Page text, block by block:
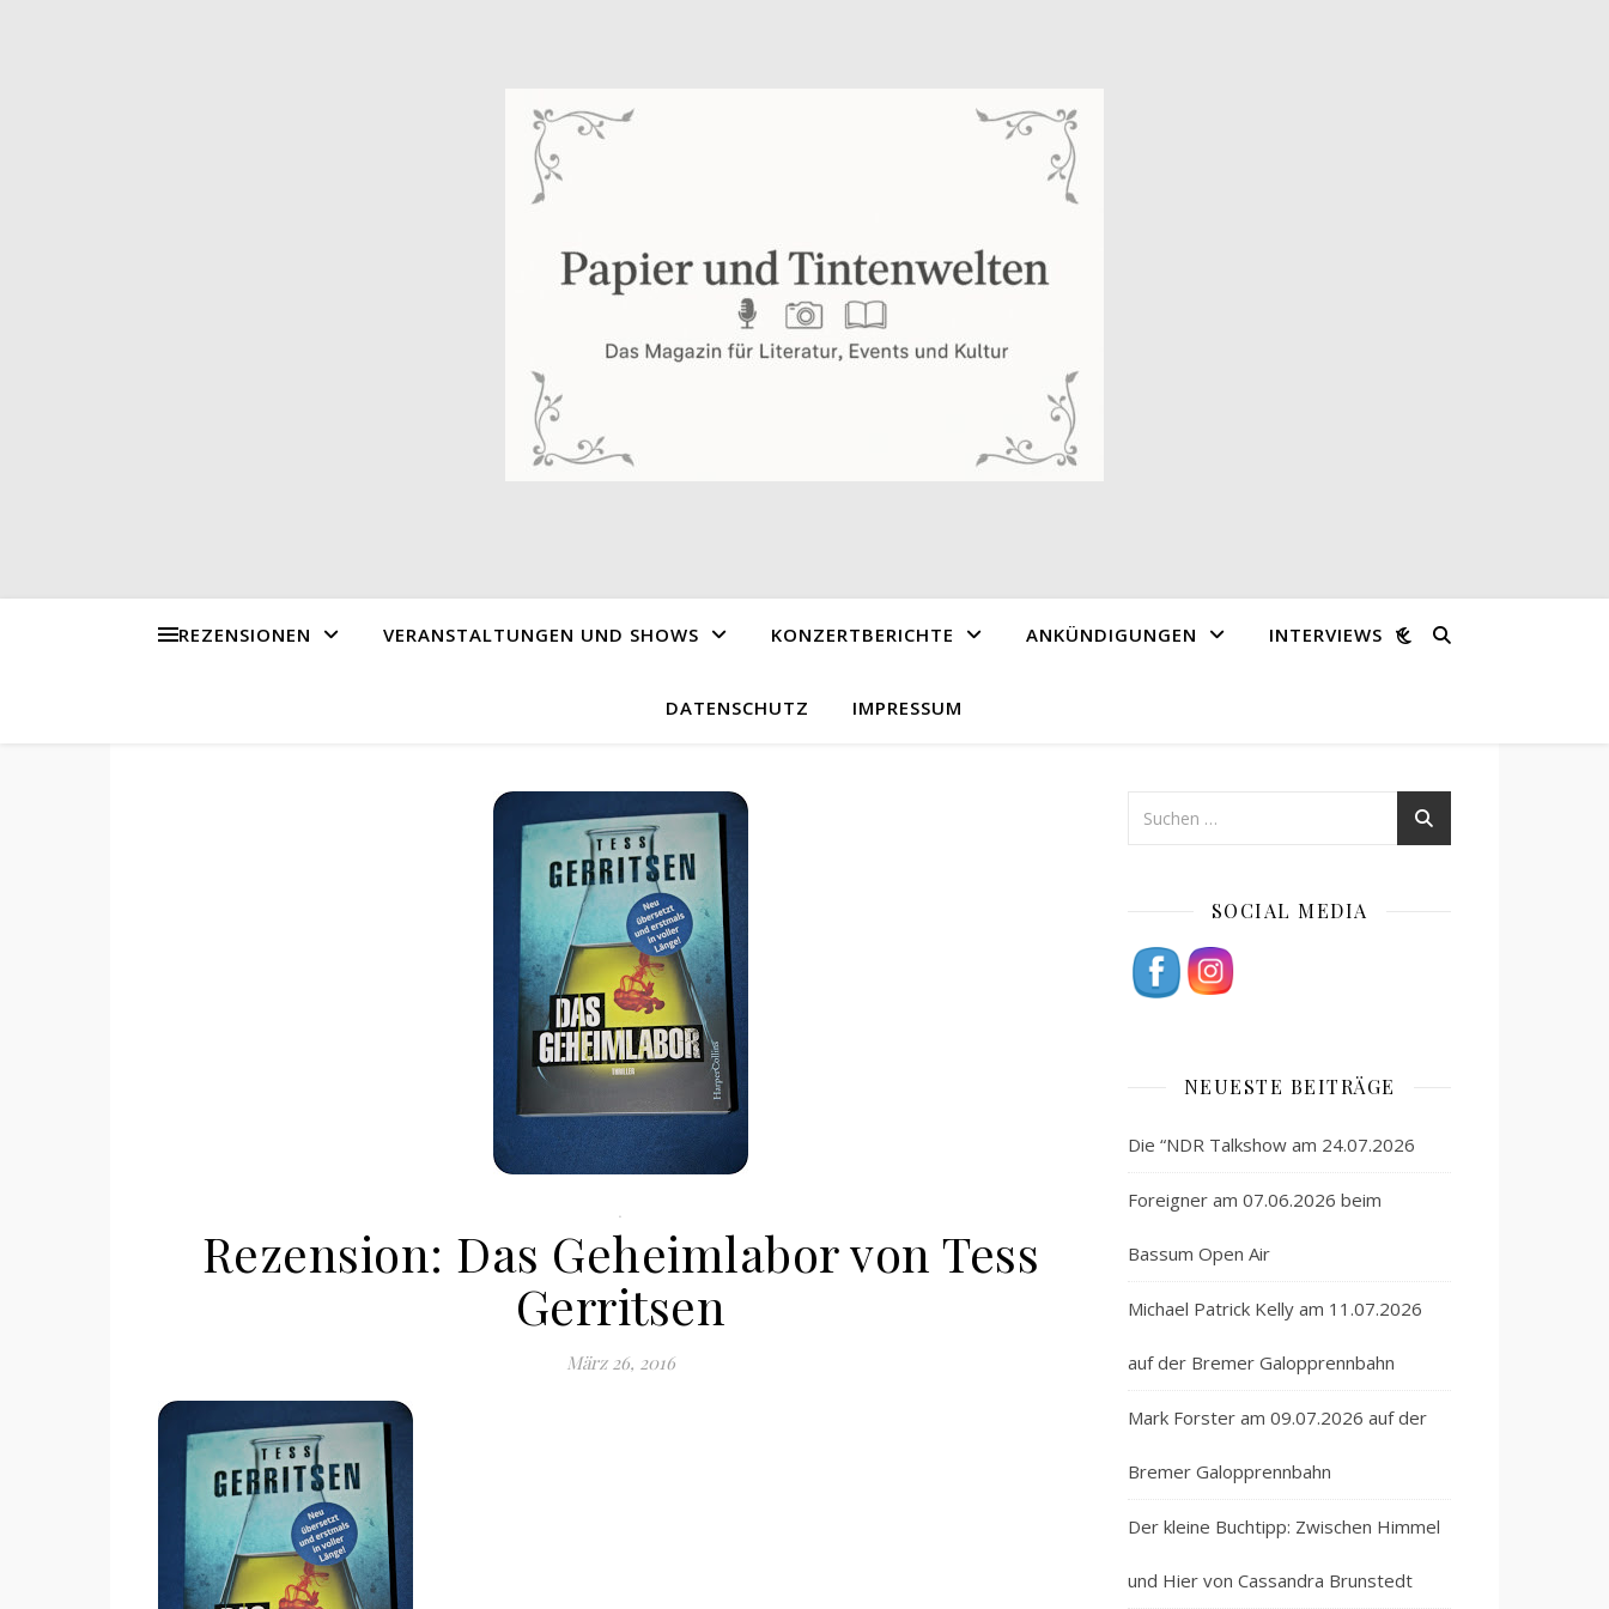
REZENSIONEN VERANSTALTUNGEN UND SHOWS KONZERTBERICHTE ANKÜNDIGUNGEN INTERVIEWS
DATENSCHUTZ IMPRESSUM
.
Rezension: Das Geheimlabor von Tess
Gerritsen
März 26, 2016
SOCIAL MEDIA
NEUESTE BEITRÄGE
Die “NDR Talkshow am 24.07.2026
Foreigner am 07.06.2026 beim
Bassum Open Air
Michael Patrick Kelly am 11.07.2026
auf der Bremer Galopprennbahn
Mark Forster am 09.07.2026 auf der
Bremer Galopprennbahn
Der kleine Buchtipp: Zwischen Himmel
und Hier von Cassandra Brunstedt